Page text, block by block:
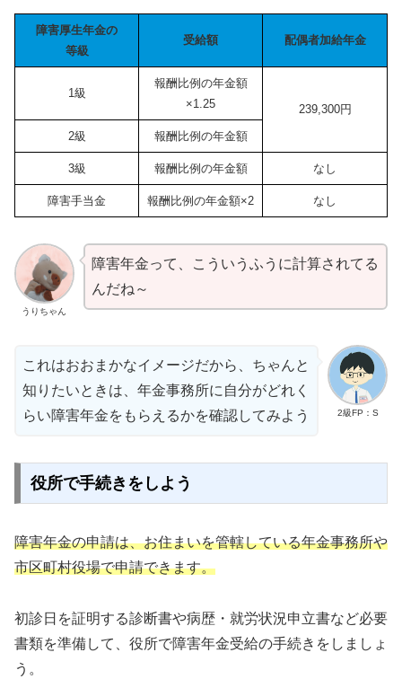
障害厚生年金の
等級
受給額 配偶者加給年金
1級
報酬比例の年金額
×1.25
239,300円
2級
報酬比例の年金額
3級 報酬比例の年金額 なし
障害手当金 報酬比例の年金額×2 なし
うりちゃん
障害年金って、こういうふうに計算されてる
んだね～
2級FP：S
これはおおまかなイメージだから、ちゃんと
知りたいときは、年金事務所に自分がどれく
らい障害年金をもらえるかを確認してみよう
役所で手続きをしよう
障害年金の申請は、お住まいを管轄している年金事務所や
市区町村役場で申請できます。
初診日を証明する診断書や病歴・就労状況申立書など必要
書類を準備して、役所で障害年金受給の手続きをしましょ
う。